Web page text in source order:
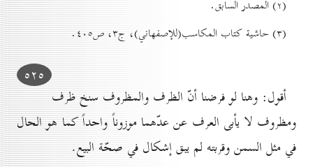
(۲) المصدر السابق.
(۳) حاشية کتاب المكاسب(للإصفهاني)، ج۳، ص٤٠٥.
٥۲٥
أقول: وهنا لو فرضنا أنّ الظرف والمظروف سنخ ظرف
ومظروف لا يأبى العرف عن عدّهما موزوناً واحداً كما هو الحال
في مثل السمن وقربته لم يبق إشكال في صحّة البيع.